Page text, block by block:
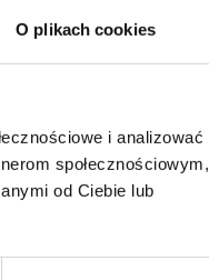
O plikach cookies
i analizować
społecznościowym,
od Ciebie lub